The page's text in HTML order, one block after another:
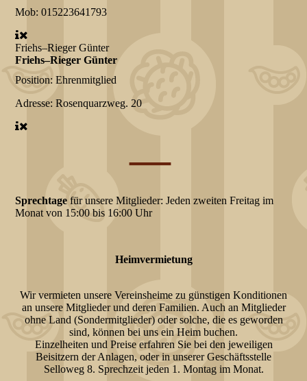
Mob:015223641793
Friehs–Rieger Günter
Friehs–Rieger Günter
Position:Ehrenmitglied
Adresse:Rosenquarzweg. 20
—
Sprechtagefür unsere Mitglieder: Jeden zweiten Freitag im
Monat von 15:00 bis 16:00 Uhr
Heimvermietung
Wir vermieten unsere Vereinsheime zu günstigen Konditionen
an unsere Mitglieder und deren Familien. Auch an Mitglieder
ohne Land (Sondermitglieder) oder solche, die es geworden
sind, können bei uns ein Heim buchen.
Einzelheiten und Preise erfahren Sie bei den jeweiligen
Beisitzern der Anlagen, oder in unserer Geschäftsstelle
Selloweg 8. Sprechzeit jeden 1. Montag im Monat.